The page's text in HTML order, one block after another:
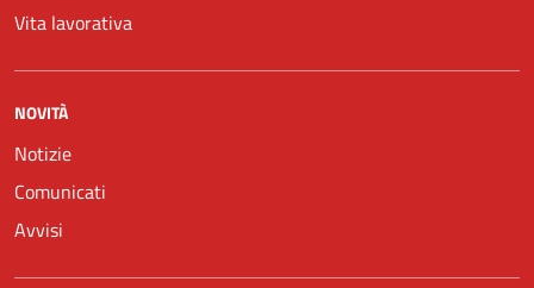
Vita lavorativa
NOVITÀ
Notizie
Comunicati
Avvisi